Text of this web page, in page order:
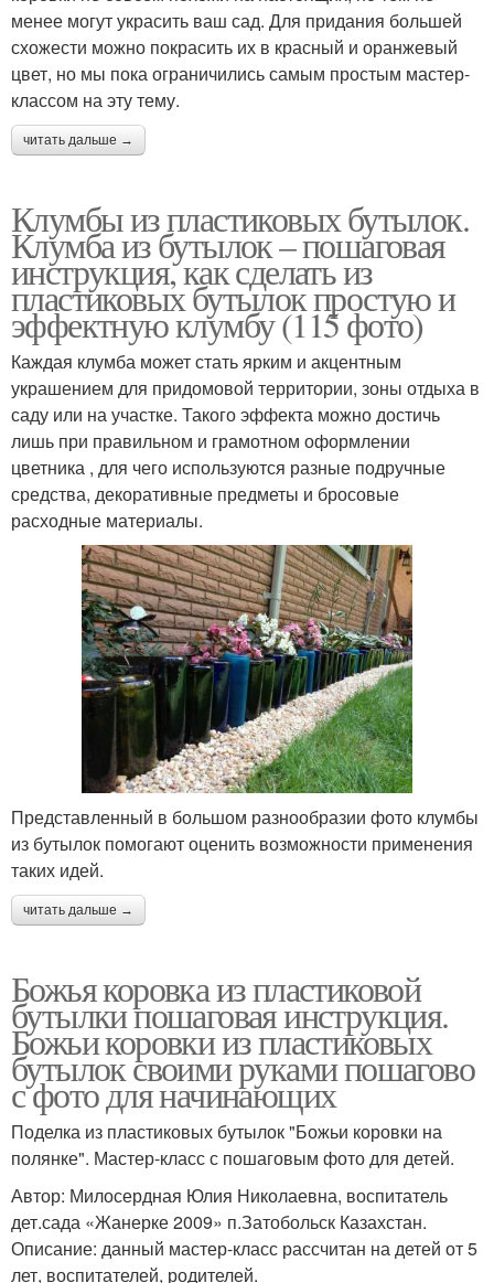
менее могут украсить ваш сад. Для придания большей
схожести можно покрасить их в красный и оранжевый
цвет, но мы пока ограничились самым простым мастер-
классом на эту тему.
читать дальше →
Клумбы из пластиковых бутылок.
Клумба из бутылок – пошаговая
инструкция, как сделать из
пластиковых бутылок простую и
эффектную клумбу (115 фото)
Каждая клумба может стать ярким и акцентным
украшением для придомовой территории, зоны отдыха в
саду или на участке. Такого эффекта можно достичь
лишь при правильном и грамотном оформлении
цветника , для чего используются разные подручные
средства, декоративные предметы и бросовые
расходные материалы.
Представленный в большом разнообразии фото клумбы
из бутылок помогают оценить возможности применения
таких идей.
читать дальше →
Божья коровка из пластиковой
бутылки пошаговая инструкция.
Божьи коровки из пластиковых
бутылок своими руками пошагово
с фото для начинающих
Поделка из пластиковых бутылок "Божьи коровки на
полянке". Мастер-класс с пошаговым фото для детей.
Автор: Милосердная Юлия Николаевна, воспитатель
дет.сада «Жанерке 2009» п.Затобольск Казахстан.
Описание: данный мастер-класс рассчитан на детей от 5
лет, воспитателей, родителей.